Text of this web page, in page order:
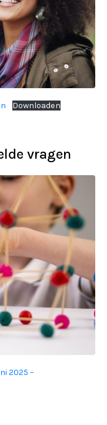
Downloaden
vragen
2025 –